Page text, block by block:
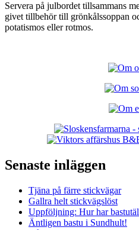
Servera på julbordet tillsammans
givet tillbehör till grönkålssoppan
potatismos eller rotmos.
Senaste inläggen
Tjäna på färre stickvägar
Gallra helt stickvägslöst
Uppföljning: Hur har
Äntligen bastu i Sundhult!